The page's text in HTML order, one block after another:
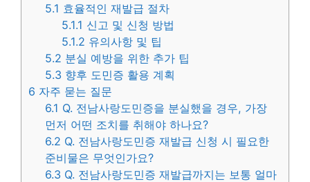
5.1 효율적인 재발급 절차
5.1.1 신고 및 신청 방법
5.1.2 유의사항 및 팁
5.2 분실 예방을 위한 추가 팁
5.3 향후 도민증 활용 계획
6 자주 묻는 질문
6.1 Q. 전남사랑도민증을 분실했을 경우, 가장
먼저 어떤 조치를 취해야 하나요?
6.2 Q. 전남사랑도민증 재발급 신청 시 필요한
준비물은 무엇인가요?
6.3 Q. 전남사랑도민증 재발급까지는 보통 얼마